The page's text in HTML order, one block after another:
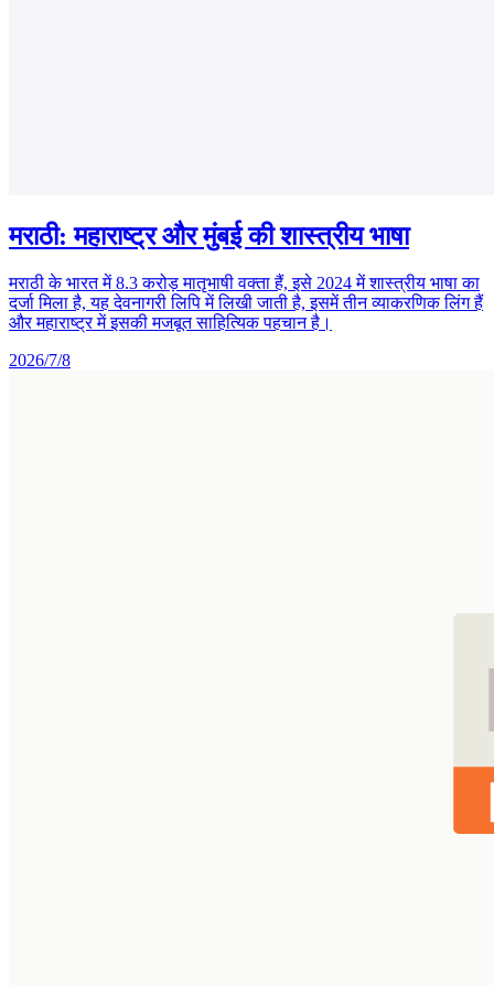
मराठी: महाराष्ट्र और मुंबई की शास्त्रीय भाषा
मराठी के भारत में 8.3 करोड़ मातृभाषी वक्ता हैं, इसे 2024 में शास्त्रीय भाषा का
दर्जा मिला है, यह देवनागरी लिपि में लिखी जाती है, इसमें तीन व्याकरणिक लिंग हैं
और महाराष्ट्र में इसकी मजबूत साहित्यिक पहचान है।
2026/7/8